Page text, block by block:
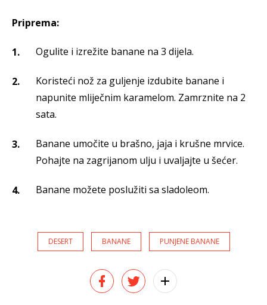
Priprema:
Ogulite i izrežite banane na 3 dijela.
Koristeći nož za guljenje izdubite banane i
napunite mliječnim karamelom. Zamrznite na 2
sata.
Banane umočite u brašno, jaja i krušne mrvice.
Pohajte na zagrijanom ulju i uvaljajte u šećer.
Banane možete poslužiti sa sladoleom.
DESERT BANANE PUNJENE BANANE